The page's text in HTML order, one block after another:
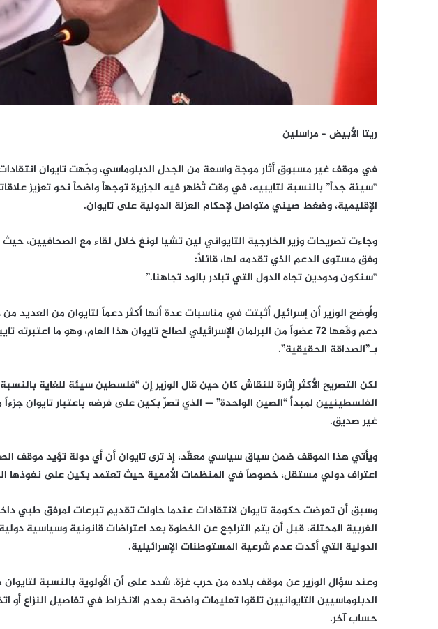
ريتا الأبيض – مراسلين
في موقف غير مسبوق أثار موجة واسعة من الجدل الدبلوماسي، وجّهت تايوان
“سيئة جداً” بالنسبة لتايبيه، في وقت تُظهر فيه الجزيرة توجهاً واضحاً نحو تعزيز
الإقليمية، وضغط صيني متواصل لإحكام العزلة الدولية على تايوان.
وجاءت تصريحات وزير الخارجية التايواني لين تشيا لونغ خلال لقاء مع الصحافيين،
وفق مستوى الدعم الذي تقدمه لها، قائلاً:
“سنكون ودودين تجاه الدول التي تبادر بالود تجاهنا.”
وأوضح الوزير أن إسرائيل أثبتت في مناسبات عدة أنها أكثر دعماً لتايوان من العديد
دعم وقّعها 72 عضواً من البرلمان الإسرائيلي لصالح تايوان هذا العام، وهو ما
بـ”الصداقة الحقيقية”.
لكن التصريح الأكثر إثارة للنقاش كان حين قال الوزير إن “فلسطين سيئة للغاية
الفلسطينيين لمبدأ “الصين الواحدة” — الذي تصرّ بكين على فرضه باعتبار تايوان
غير صديق.
ويأتي هذا الموقف ضمن سياق سياسي معقّد، إذ ترى تايوان أن أي دولة تؤيد موقف
اعتراف دولي مستقل، خصوصاً في المنظمات الأممية حيث تعتمد بكين على نفوذها
وسبق أن تعرضت حكومة تايوان لانتقادات عندما حاولت تقديم تبرعات لمرفق طبي
الغربية المحتلة، قبل أن يتم التراجع عن الخطوة بعد اعتراضات قانونية وسياسية
الدولية التي أكدت عدم شرعية المستوطنات الإسرائيلية.
وعند سؤال الوزير عن موقف بلاده من حرب غزة، شدد على أن الأولوية بالنسبة
الدبلوماسيين التايوانيين تلقوا تعليمات واضحة بعدم الانخراط في تفاصيل النزاع
حساب آخر.